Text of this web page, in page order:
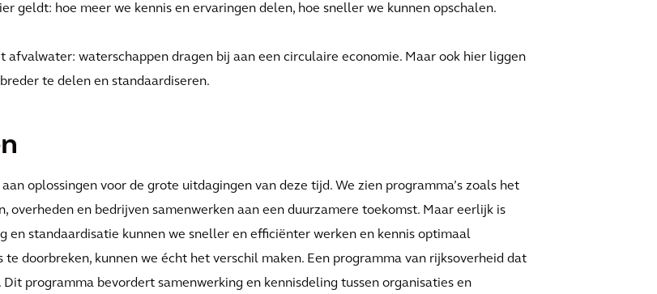
geldt: hoe meer we kennis en ervaringen delen, hoe sneller we kunnen opschalen.
waterschappen dragen bij aan een circulaire economie. Maar ook hier liggen
te delen en standaardiseren.
oplossingen voor de grote uitdagingen van deze tijd. We zien programma’s zoals het
overheden en bedrijven samenwerken aan een duurzamere toekomst. Maar eerlijk is
en standaardisatie kunnen we sneller en efficiënter werken en kennis optimaal
doorbreken, kunnen we écht het verschil maken. Een programma van rijksoverheid dat
. Dit programma bevordert samenwerking en kennisdeling tussen organisaties en